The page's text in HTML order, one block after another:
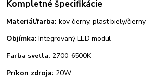
Kompletné špecifikácie
Materiál/farba: kov čierny, plast biely/čierny
Objímka: Integrovaný LED modul
Farba svetla: 2700-6500K
Príkon zdroja: 20W